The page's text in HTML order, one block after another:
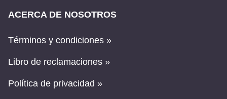
ACERCA DE NOSOTROS
Términos y condiciones »
Libro de reclamaciones »
Política de privacidad »